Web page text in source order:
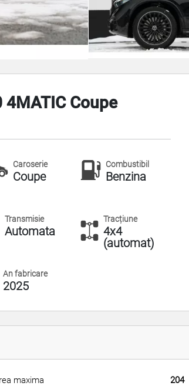
4MATIC Coupe
Caroserie
Coupe
Combustibil
Benzina
Transmisie
Automata
Tracțiune
4x4
(automat)
An fabricare
2025
maxima 204